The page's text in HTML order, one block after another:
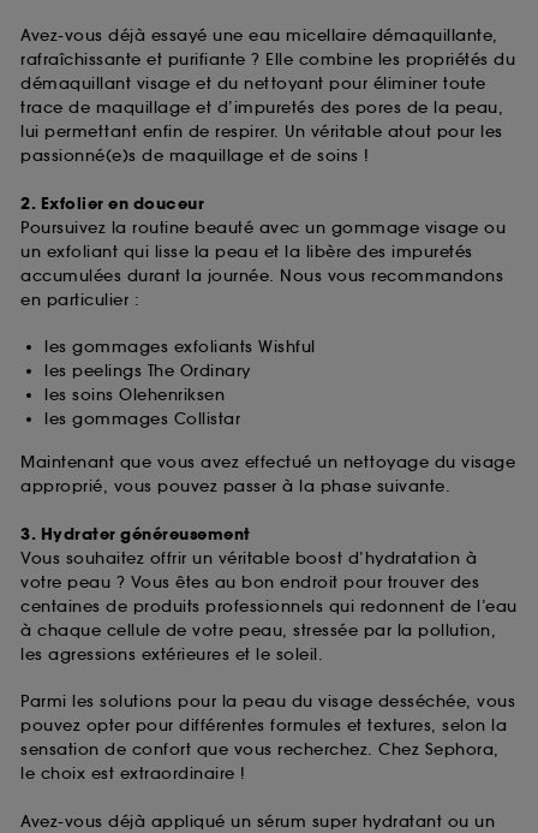
Avez-vous déjà essayé une eau micellaire démaquillante,
rafraîchissante et purifiante ? Elle combine les propriétés du
démaquillant visage et du nettoyant pour éliminer toute
trace de maquillage et d’impuretés des pores de la peau,
lui permettant enfin de respirer. Un véritable atout pour les
passionné(e)s de maquillage et de soins !
2. Exfolier en douceur
Poursuivez la routine beauté avec un gommage visage ou
un exfoliant qui lisse la peau et la libère des impuretés
accumulées durant la journée. Nous vous recommandons
en particulier :
les gommages exfoliants Wishful
les peelings The Ordinary
les soins Olehenriksen
les gommages Collistar
Maintenant que vous avez effectué un nettoyage du visage
approprié, vous pouvez passer à la phase suivante.
3. Hydrater généreusement
Vous souhaitez offrir un véritable boost d’hydratation à
votre peau ? Vous êtes au bon endroit pour trouver des
centaines de produits professionnels qui redonnent de l’eau
à chaque cellule de votre peau, stressée par la pollution,
les agressions extérieures et le soleil.
Parmi les solutions pour la peau du visage desséchée, vous
pouvez opter pour différentes formules et textures, selon la
sensation de confort que vous recherchez. Chez Sephora,
le choix est extraordinaire !
Avez-vous déjà appliqué un sérum super hydratant ou un